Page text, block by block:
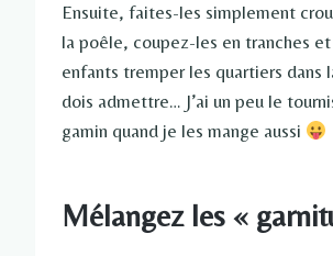
Ensuite, faites-les simplement
la poêle, coupez-les en tranches
enfants tremper les quartiers dans
dois admettre… J’ai un peu le
gamin quand je les mange aussi
Mélangez les «